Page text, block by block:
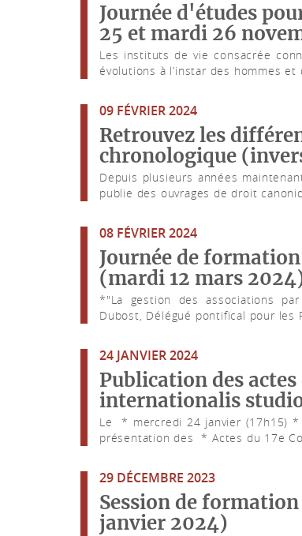
Journée d'études
25 et mardi 26
Les instituts de vie consacrée
évolutions à l’instar des hommes et
09 FÉVRIER 2024
Retrouvez les
chronologique
Depuis plusieurs années
publie des ouvrages de droit
08 FÉVRIER 2024
Journée de
(mardi 12 mars
*"La gestion des associations
Dubost, Délégué pontifical pour les
24 JANVIER 2024
Publication des
internationalis
Le * mercredi 24 janvier (17h15)
présentation des * Actes du 17e
29 DÉCEMBRE 2023
Session de
janvier 2024)